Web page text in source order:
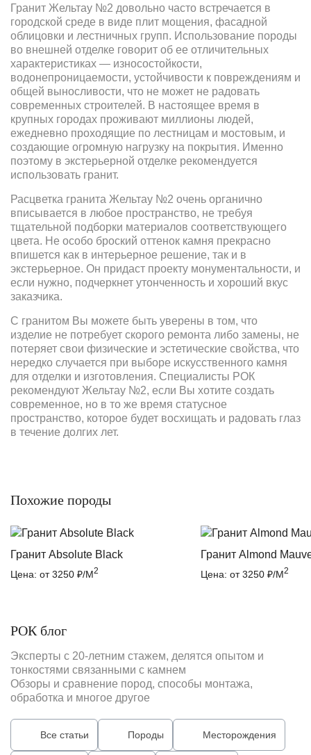
Гранит Жельтау №2 довольно часто встречается в
городской среде в виде плит мощения, фасадной
облицовки и лестничных групп. Использование породы
во внешней отделке говорит об ее отличительных
характеристиках — износостойкости,
водонепроницаемости, устойчивости к повреждениям и
общей выносливости, что не может не радовать
современных строителей. В настоящее время в
крупных городах проживают миллионы людей,
ежедневно проходящие по лестницам и мостовым, и
создающие огромную нагрузку на покрытия. Именно
поэтому в экстерьерной отделке рекомендуется
использовать гранит.
Расцветка гранита Жельтау №2 очень органично
вписывается в любое пространство, не требуя
тщательной подборки материалов соответствующего
цвета. Не особо броский оттенок камня прекрасно
впишется как в интерьерное решение, так и в
экстерьерное. Он придаст проекту монументальности, и
если нужно, подчеркнет утонченность и хороший вкус
заказчика.
С гранитом Вы можете быть уверены в том, что
изделие не потребует скорого ремонта либо замены, не
потеряет свои физические и эстетические свойства, что
нередко случается при выборе искусственного камня
для отделки и изготовления. Специалисты РОК
рекомендуют Жельтау №2, если Вы хотите создать
современное, но в то же время статусное
пространство, которое будет восхищать и радовать глаз
в течение долгих лет.
Похожие породы
Гранит Absolute Black
Цена: от 3250 ₽/М2
Гранит Almond
Цена: от 3250 ₽/М2
РОК блог
Эксперты с 20-летним стажем, делятся опытом и
тонкостями связанными с камнем
Обзоры и сравнение пород, способы монтажа,
обработка и многое другое
Все статьи Породы Месторождения